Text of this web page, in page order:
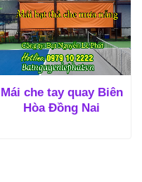
Mái che tay quay Biên
Hòa Đồng Nai